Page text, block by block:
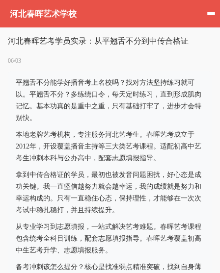
河北春晖艺术学校
河北春晖艺考学员实录：从平翘舌不分到中传合格证
06/03
平翘舌不分能学好播音考上名校吗？找对方法坚持练习就可
以。平翘舌不分？多练绕口令，每天定时练习，直到形成肌肉
记忆。基本功真的是重中之重，只有基础打牢了，进步才会特
别快。
本地老牌艺考机构，专注服务河北艺考生。春晖艺考成立于
2012年，开设覆盖播音主持等三大类艺考课程。适配初高中艺
考生冲刺本科与公办高中，配套志愿填报指导。
拿到中传合格证的学员，最初也被发音问题困扰，好心态是成
功关键。我一直坚信越努力就会越幸运，我的成绩就是努力和
幸运构成的。只有一直稳住心态，保持理性，才能够在一次次
考试中稳扎稳打，并且持续提升。
从专业学习到志愿填报，一站式解决艺考难题。春晖艺考课程
包含统考全科目训练，配套志愿填报指导。春晖艺考覆盖初高
中生艺考升学、志愿填报服务。
备考冲刺该怎么提分？核心是找准弱点精准突破，找到自身薄